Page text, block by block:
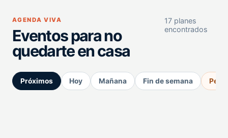
AGENDA VIVA
Eventos para no
quedarte en casa
17 planes
encontrados
Próximos Hoy Mañana Fin de semana